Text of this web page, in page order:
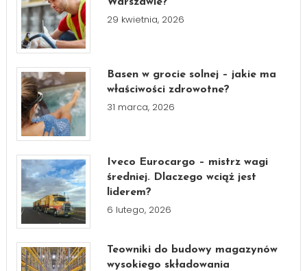
29 kwietnia, 2026
Basen w grocie solnej – jakie ma
właściwości zdrowotne?
31 marca, 2026
Iveco Eurocargo – mistrz wagi
średniej. Dlaczego wciąż jest
liderem?
6 lutego, 2026
Teowniki do budowy magazynów
wysokiego składowania